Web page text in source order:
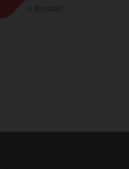
» Kontakt